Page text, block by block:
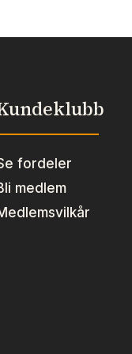
fordeler
medlem